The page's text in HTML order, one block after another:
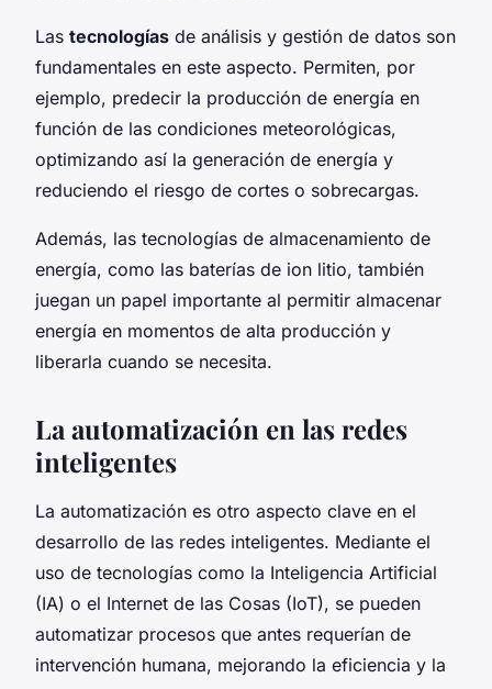
Las tecnologías de análisis y gestión de datos son
fundamentales en este aspecto. Permiten, por
ejemplo, predecir la producción de energía en
función de las condiciones meteorológicas,
optimizando así la generación de energía y
reduciendo el riesgo de cortes o sobrecargas.
Además, las tecnologías de almacenamiento de
energía, como las baterías de ion litio, también
juegan un papel importante al permitir almacenar
energía en momentos de alta producción y
liberarla cuando se necesita.
La automatización en las redes
inteligentes
La automatización es otro aspecto clave en el
desarrollo de las redes inteligentes. Mediante el
uso de tecnologías como la Inteligencia Artificial
(IA) o el Internet de las Cosas (IoT), se pueden
automatizar procesos que antes requerían de
intervención humana, mejorando la eficiencia y la